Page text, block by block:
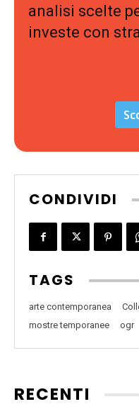
analisi scelte
investe con
CONDIVIDI
TAGS
arte contemporanea
mostre temporanee
ogr
RECENTI